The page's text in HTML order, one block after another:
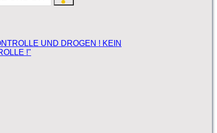
UND DROGEN ! KEIN
!"